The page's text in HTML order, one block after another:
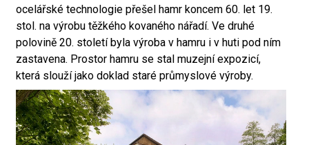
ocelářské technologie přešel hamr koncem 60. let 19.
stol. na výrobu těžkého kovaného nářadí. Ve druhé
polovině 20. století byla výroba v hamru i v huti pod ním
zastavena. Prostor hamru se stal muzejní expozicí,
která slouží jako doklad staré průmyslové výroby.